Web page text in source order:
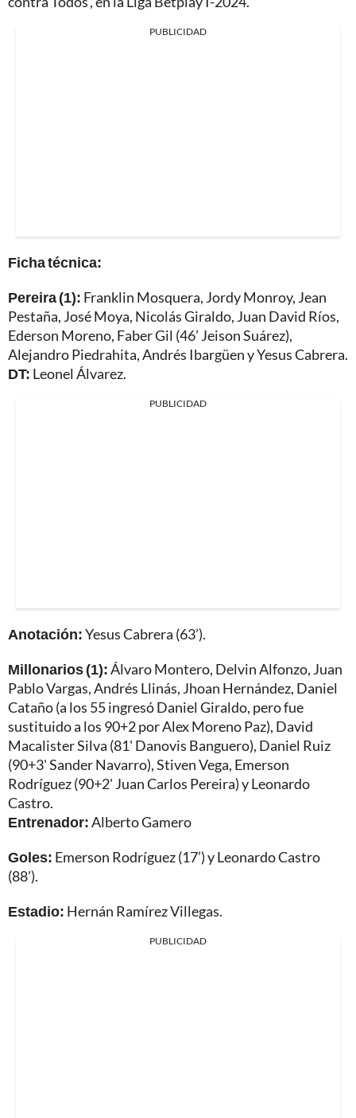
PUBLICIDAD
Ficha técnica:
Pereira (1): Franklin Mosquera, Jordy Monroy, Jean
Pestaña, José Moya, Nicolás Giraldo, Juan David Ríos,
Ederson Moreno, Faber Gil (46’ Jeison Suárez),
Alejandro Piedrahita, Andrés Ibargüen y Yesus Cabrera.
DT: Leonel Álvarez.
PUBLICIDAD
Anotación:Yesus Cabrera (63’).
Millonarios (1):Álvaro Montero, Delvin Alfonzo, Juan
Pablo Vargas, Andrés Llinás, Jhoan Hernández, Daniel
Cataño (a los 55 ingresó Daniel Giraldo, pero fue
sustituido a los 90+2 por Alex Moreno Paz), David
Macalister Silva (81' Danovis Banguero), Daniel Ruiz
(90+3' Sander Navarro), Stiven Vega, Emerson
Rodríguez (90+2' Juan Carlos Pereira) y Leonardo
Castro.
Entrenador:Alberto Gamero
Goles: Emerson Rodríguez (17’) y Leonardo Castro
(88').
Estadio: Hernán Ramírez Villegas.
PUBLICIDAD